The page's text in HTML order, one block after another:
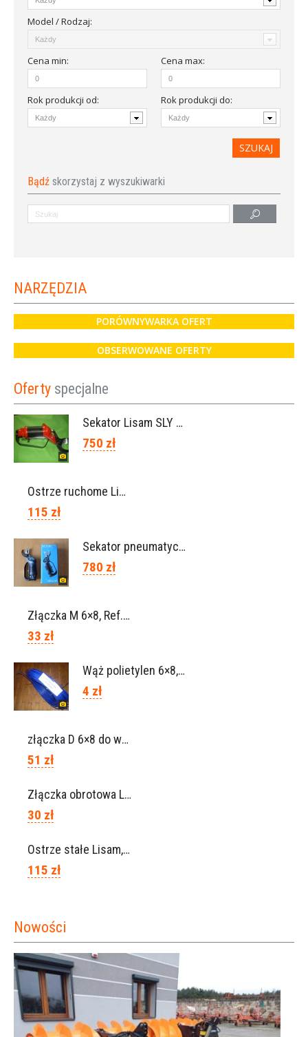
Model / Rodzaj:
Cena min: Cena max:
Rok produkcji od: Rok produkcji do:
Bądź skorzystaj z wyszukiwarki
NARZĘDZIA
PORÓWNYWARKA OFERT
OBSERWOWANE OFERTY
Oferty specjalne
Sekator Lisam SLY / przedłużki 0,5m 1m (Włochy)
750 zł
Ostrze ruchome Lisam, Ref. A1208
115 zł
Sekator pneumatyczny VICTORY (Campagnola Włochy)
780 zł
Złączka M 6×8, Ref. 0115.0102
33 zł
Wąż polietylen 6×8, Ref.0120.0203
4 zł
złączka D 6×8 do węża, Ref. 0113.0106
51 zł
Złączka obrotowa Lisam do węża 6×8 / Ref. 0160.0100
30 zł
Ostrze stałe Lisam, Ref. A1206
115 zł
Nowości